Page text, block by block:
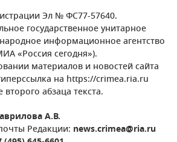
Эл № ФС77-57640.
государственное унитарное
информационное агентство
«Россия сегодня»).
материалов и новостей сайта
на https://crimea.ria.ru
абзаца текста.
А.В.
Редакции: news.crimea@ria.ru